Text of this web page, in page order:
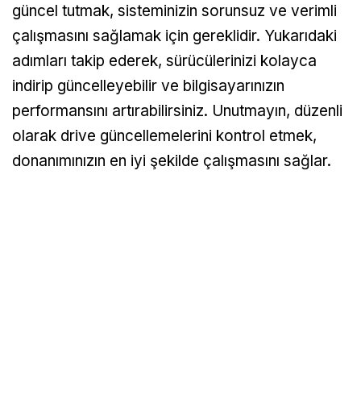
güncel tutmak, sisteminizin sorunsuz ve verimli
çalışmasını sağlamak için gereklidir. Yukarıdaki
adımları takip ederek, sürücülerinizi kolayca
indirip güncelleyebilir ve bilgisayarınızın
performansını artırabilirsiniz. Unutmayın, düzenli
olarak drive güncellemelerini kontrol etmek,
donanımınızın en iyi şekilde çalışmasını sağlar.